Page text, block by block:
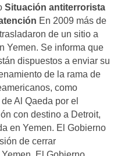
Situación antiterrorista
En 2009 más de
de un sitio a
Yemen. Se informa que
dispuestos a enviar su
de la rama de
como
Al Qaeda por el
con destino a Detroit,
en Yemen. El Gobierno
de cerrar